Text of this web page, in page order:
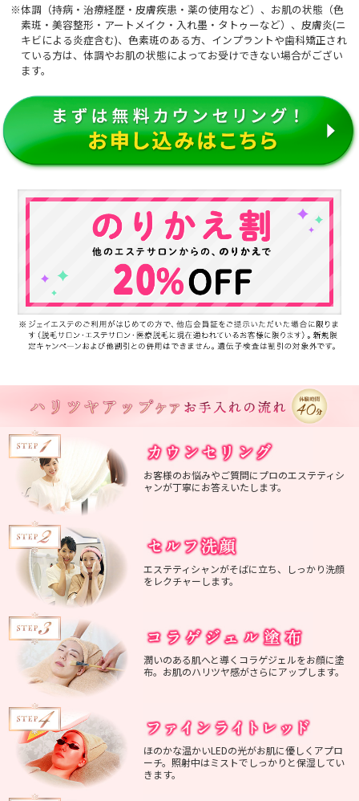
※体調（持病・治療経歴・皮膚疾患・薬の使用など）、お肌の状態（色
素斑・美容整形・アートメイク・入れ墨・タトゥーなど）、皮膚炎(ニ
キビによる炎症含む)、色素斑のある方、インプラントや歯科矯正され
ている方は、体調やお肌の状態によってお受けできない場合がござい
ます。
お客様のお悩みやご質問にプロのエステティシ
ャンが丁寧にお答えいたします。
エステティシャンがそばに立ち、しっかり洗顔
をレクチャーします。
潤いのある肌へと導くコラゲジェルをお顔に塗
布。お肌のハリツヤ感がさらにアップします。
ほのかな温かいLEDの光がお肌に優しくアプロ
ーチ。照射中はミストでしっかりと保湿してい
きます。